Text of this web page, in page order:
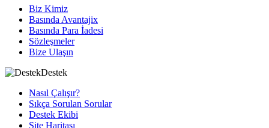
Biz Kimiz
Basında Avantajix
Basında Para İadesi
Sözleşmeler
Bize Ulaşın
Destek
Nasıl Çalışır?
Sıkça Sorulan Sorular
Destek Ekibi
Site Haritası